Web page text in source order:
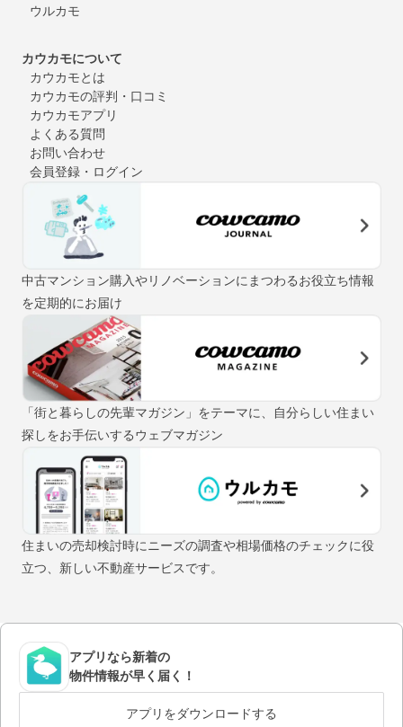
ウルカモ
カウカモについて
カウカモとは
カウカモの評判・口コミ
カウカモアプリ
よくある質問
お問い合わせ
会員登録・ログイン
中古マンション購入やリノベーションにまつわるお役立ち情報
を定期的にお届け
「街と暮らしの先輩マガジン」をテーマに、自分らしい住まい
探しをお手伝いするウェブマガジン
住まいの売却検討時にニーズの調査や相場価格のチェックに役
立つ、新しい不動産サービスです。
アプリなら新着の
物件情報が早く届く！
アプリをダウンロードする